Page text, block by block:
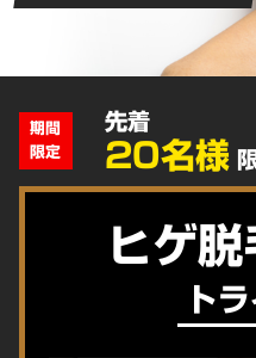
期間
限定
先着
20名様
ヒゲ
ト